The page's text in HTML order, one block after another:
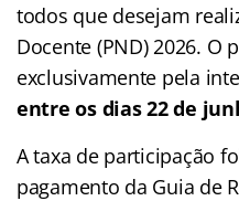
todos que desejam
Docente (PND) 2026. O
exclusivamente pela
entre os dias 22 de
A taxa de participação
pagamento da Guia de